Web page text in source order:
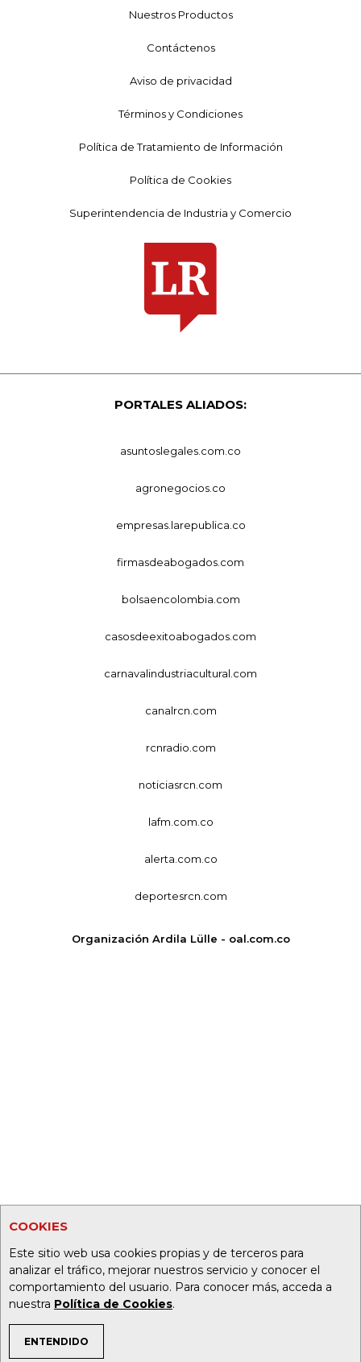
COOKIES
Este sitio web usa cookies propias y de terceros para
analizar el tráfico, mejorar nuestros servicio y conocer el
comportamiento del usuario. Para conocer más, acceda a
nuestra Política de Cookies.
ENTENDIDO
TEMAS DE INTERÉS
Nuestros Productos
Contáctenos
Aviso de privacidad
Términos y Condiciones
Política de Tratamiento de Información
Política de Cookies
Superintendencia de Industria y Comercio
PORTALES ALIADOS:
asuntoslegales.com.co
agronegocios.co
empresas.larepublica.co
firmasdeabogados.com
bolsaencolombia.com
casosdeexitoabogados.com
carnavalindustriacultural.com
canalrcn.com
rcnradio.com
noticiasrcn.com
lafm.com.co
alerta.com.co
deportesrcn.com
Organización Ardila Lülle - oal.com.co